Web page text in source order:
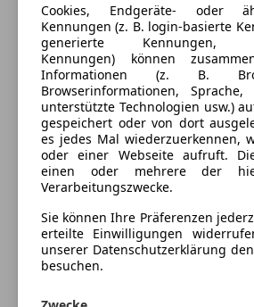
Innenausstattung
Innenausstattung
Fahrzeugbeschreibung
Super Angebot
6 Monate Rest Garantie (Autohero)
Außen und Innen
Fahrzeugklasse Limousine
Cookies, Endgeräte- oder
Kennungen (z. B. login-basierte
generierte Kennungen,
Kennungen) können
Informationen (z. B.
Browserinformationen, Sprache,
unterstützte Technologien usw.)
gespeichert oder von dort
es jedes Mal wiederzuerkennen,
oder einer Webseite aufruft.
einen oder mehrere der
Verarbeitungszwecke.
Sie können Ihre Präferenzen
erteilte Einwilligungen
unserer Datenschutzerklärung
besuchen.